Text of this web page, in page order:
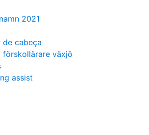
2021
cabeça
växjö
assist